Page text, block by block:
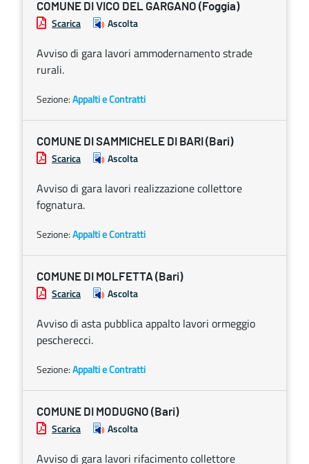
COMUNE DI VICO DEL GARGANO (Foggia)
Scarica Ascolta
Avviso di gara lavori ammodernamento strade
rurali.
Sezione:Appalti e Contratti
COMUNE DI SAMMICHELE DI BARI (Bari)
Scarica Ascolta
Avviso di gara lavori realizzazione collettore
fognatura.
Sezione:Appalti e Contratti
COMUNE DI MOLFETTA (Bari)
Scarica Ascolta
Avviso di asta pubblica appalto lavori ormeggio
pescherecci.
Sezione:Appalti e Contratti
COMUNE DI MODUGNO (Bari)
Scarica Ascolta
Avviso di gara lavori rifacimento collettore